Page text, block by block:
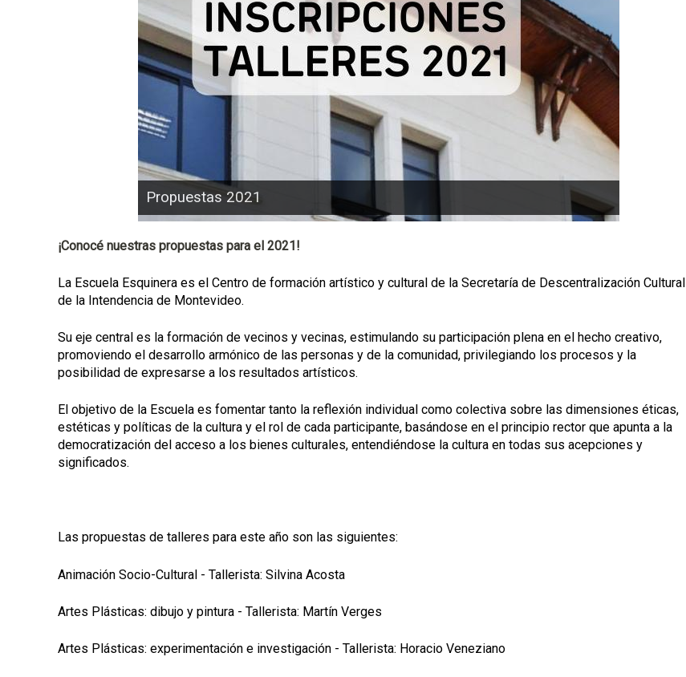
Propuestas 2021
¡Conocé nuestras propuestas para el 2021!
La Escuela Esquinera es el Centro de formación artístico y cultural de la Secretaría de Descentralización Cultural
de la Intendencia de Montevideo.
Su eje central es la formación de vecinos y vecinas, estimulando su participación plena en el hecho creativo,
promoviendo el desarrollo armónico de las personas y de la comunidad, privilegiando los procesos y la
posibilidad de expresarse a los resultados artísticos.
El objetivo de la Escuela es fomentar tanto la reflexión individual como colectiva sobre las dimensiones éticas,
estéticas y políticas de la cultura y el rol de cada participante, basándose en el principio rector que apunta a la
democratización del acceso a los bienes culturales, entendiéndose la cultura en todas sus acepciones y
significados.
Las propuestas de talleres para este año son las siguientes:
Animación Socio-Cultural - Tallerista: Silvina Acosta
Artes Plásticas: dibujo y pintura - Tallerista: Martín Verges
Artes Plásticas: experimentación e investigación - Tallerista: Horacio Veneziano